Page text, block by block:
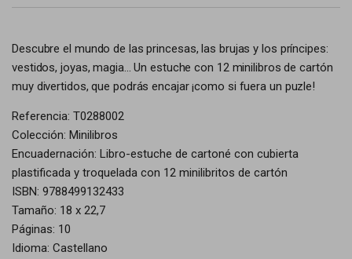
Descubre el mundo de las princesas, las brujas y los príncipes:
vestidos, joyas, magia... Un estuche con 12 minilibros de cartón
muy divertidos, que podrás encajar ¡como si fuera un puzle!
Referencia: T0288002
Colección: Minilibros
Encuadernación: Libro-estuche de cartoné con cubierta
plastificada y troquelada con 12 minilibritos de cartón
ISBN: 9788499132433
Tamaño: 18 x 22,7
Páginas: 10
Idioma: Castellano